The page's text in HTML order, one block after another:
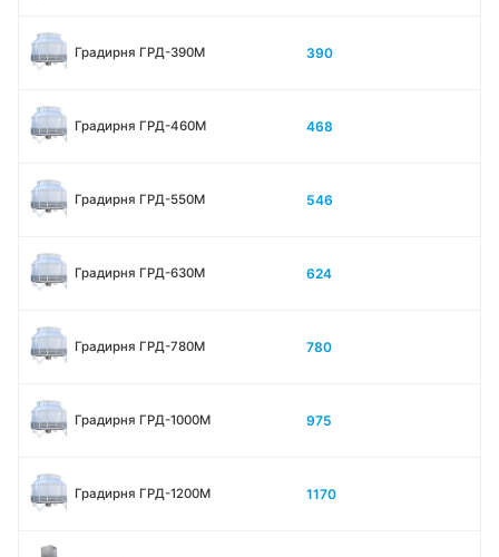
Градирня ГРД-390М 390
Градирня ГРД-460М 468
Градирня ГРД-550М 546
Градирня ГРД-630М 624
Градирня ГРД-780М 780
Градирня ГРД-1000М 975
Градирня ГРД-1200М 1170